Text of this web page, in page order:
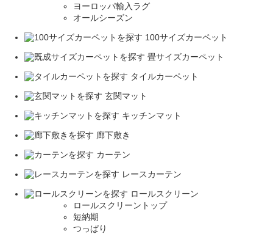
ヨーロッパ輸入ラグ
オールシーズン
100サイズカーペット
畳サイズカーペット
タイルカーペット
玄関マット
キッチンマット
廊下敷き
カーテン
レースカーテン
ロールスクリーン
ロールスクリーントップ
短納期
つっぱり